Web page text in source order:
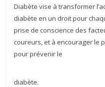
Diabète vise à transformer
diabète en un droit pour
prise de conscience des
coureurs, et à encourager le
pour prévenir le
diabète.